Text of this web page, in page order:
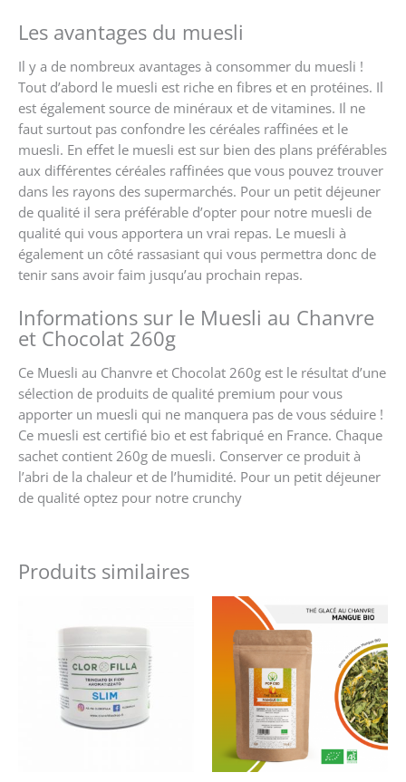
Les avantages du muesli
Il y a de nombreux avantages à consommer du muesli !
Tout d’abord le muesli est riche en fibres et en protéines. Il
est également source de minéraux et de vitamines. Il ne
faut surtout pas confondre les céréales raffinées et le
muesli. En effet le muesli est sur bien des plans préférables
aux différentes céréales raffinées que vous pouvez trouver
dans les rayons des supermarchés. Pour un petit déjeuner
de qualité il sera préférable d’opter pour notre muesli de
qualité qui vous apportera un vrai repas. Le muesli à
également un côté rassasiant qui vous permettra donc de
tenir sans avoir faim jusqu’au prochain repas.
Informations sur le Muesli au Chanvre
et Chocolat 260g
Ce Muesli au Chanvre et Chocolat 260g est le résultat d’une
sélection de produits de qualité premium pour vous
apporter un muesli qui ne manquera pas de vous séduire !
Ce muesli est certifié bio et est fabriqué en France. Chaque
sachet contient 260g de muesli. Conserver ce produit à
l’abri de la chaleur et de l’humidité. Pour un petit déjeuner
de qualité optez pour notre crunchy
Produits similaires